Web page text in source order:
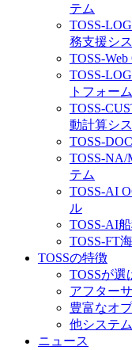
テム
TOSS-
務支援シ
TOSS-Web
TOSS-
トフォーム
TOSS-
動計算シ
TOSS-
TOSS-NA/
テム
TOSS-AI
ル
TOSS-AI
TOSS-FT
TOSSの特徴
TOSSが選
アフター
豊富なオ
他システ
ニュース